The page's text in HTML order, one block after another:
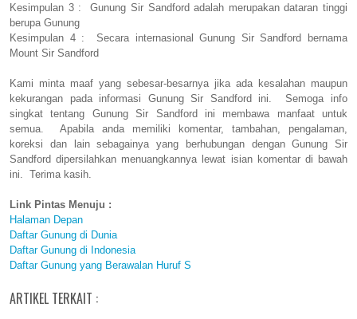
Kesimpulan 3 : Gunung Sir Sandford adalah merupakan dataran tinggi
berupa Gunung
Kesimpulan 4 : Secara internasional Gunung Sir Sandford bernama
Mount Sir Sandford
Kami minta maaf yang sebesar-besarnya jika ada kesalahan maupun
kekurangan pada informasi Gunung Sir Sandford ini. Semoga info
singkat tentang Gunung Sir Sandford ini membawa manfaat untuk
semua. Apabila anda memiliki komentar, tambahan, pengalaman,
koreksi dan lain sebagainya yang berhubungan dengan Gunung Sir
Sandford dipersilahkan menuangkannya lewat isian komentar di bawah
ini. Terima kasih.
Link Pintas Menuju :
Halaman Depan
Daftar Gunung di Dunia
Daftar Gunung di Indonesia
Daftar Gunung yang Berawalan Huruf S
ARTIKEL TERKAIT :